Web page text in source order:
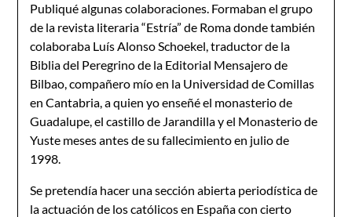
Publiqué algunas colaboraciones. Formaban el grupo
de la revista literaria “Estría” de Roma donde también
colaboraba Luís Alonso Schoekel, traductor de la
Biblia del Peregrino de la Editorial Mensajero de
Bilbao, compañero mío en la Universidad de Comillas
en Cantabria, a quien yo enseñé el monasterio de
Guadalupe, el castillo de Jarandilla y el Monasterio de
Yuste meses antes de su fallecimiento en julio de
1998.
Se pretendía hacer una sección abierta periodística de
la actuación de los católicos en España con cierto